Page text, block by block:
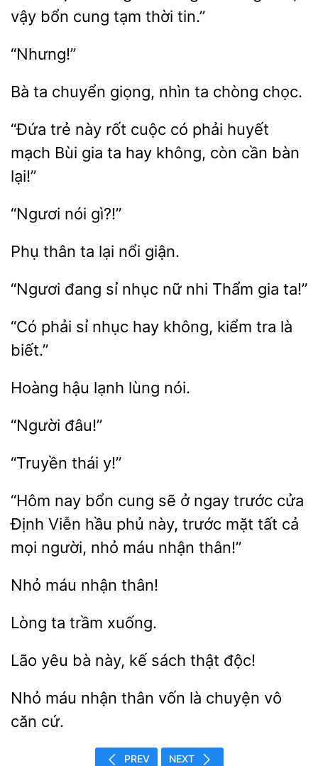
vậy bổn cung tạm thời tin.”
“Nhưng!”
Bà ta giọng, ta chòng
trẻ này rốt
có phải huyết
mạch Bùi
ta hay không, còn cần bàn
lại!”
thân ta lại
“Ngươi đang sỉ nhục gia ta!”
“Có phải sỉ nhục hay
kiểm
biết.”
Hoàng nói.
“Hôm nay bổn
sẽ ở ngay trước cửa
Viễn hầu phủ này, trước mặt tất
mọi người, nhỏ máu nhận thân!”
nhận
xuống.
Lão bà này, kế sách
Nhỏ máu vốn
chuyện vô
căn cứ.
PREV NEXT